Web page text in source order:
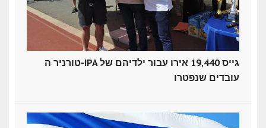
טורניר ה-IPA גייס 19,440 אירו עבור ילדיהם של
עובדים שנפטרו